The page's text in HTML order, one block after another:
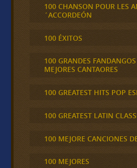
100 CHANSON POUR LES
´ACCORDEÓN
100 ÉXITOS
100 GRANDES
MEJORES CANTAORES
100 GREATEST HITS POP
100 GREATEST LATIN
100 MEJORE CANCIONES
100 MEJORES